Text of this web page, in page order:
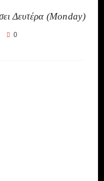
Δευτέρα (Monday)
0